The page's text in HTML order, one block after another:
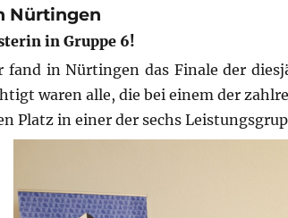
Nürtingen
in Gruppe 6!
fand in Nürtingen das Finale der
waren alle, die bei einem der
Platz in einer der sechs